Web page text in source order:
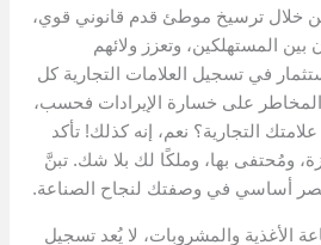
خلال ترسيخ موطئ قدم قانوني قوي،
بين المستهلكين، وتعزز ولائهم
في تسجيل العلامات التجارية كل
المخاطر على خسارة الإيرادات فحسب،
التجارية؟ نعم، إنه كذلك! تأكد
ومُحتفى بها، وملكًا لك بلا شك. تبنَّ
أساسي في وصفتك لنجاح الصناعة.
الأغذية والمشروبات، لا يُعد تسجيل